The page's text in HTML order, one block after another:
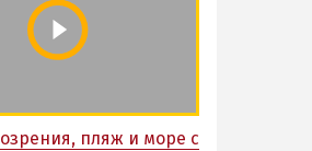
пляж и море с